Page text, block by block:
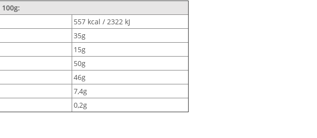
557 kcal / 2322 kJ
35g
15g
50g
46g
7,4g
0,2g